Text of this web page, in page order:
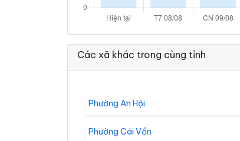
Các xã khác trong cùng tỉnh
Phường An Hội
Phường Cái Vồn